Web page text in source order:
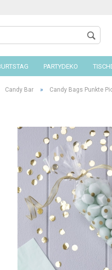
PARTYDEKO
Candy Bar » Candy Bags Punkte